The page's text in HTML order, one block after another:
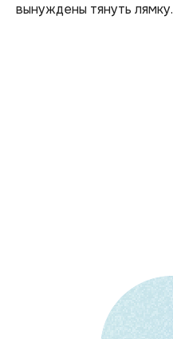
вынуждены тянуть лямку.